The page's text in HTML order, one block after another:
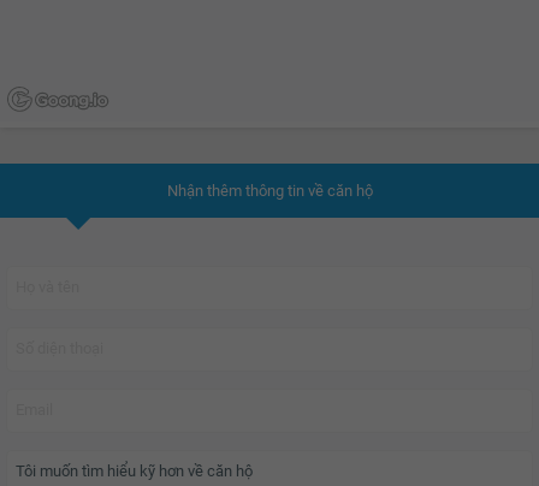
Nhận thêm thông tin về căn hộ